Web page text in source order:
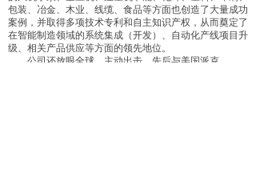
包装、冶金、木业、线缆、食品等方面也创造了大量成功
案例，并取得多项技术专利和自主知识产权，从而奠定了
在智能制造领域的系统集成（开发）、自动化产线项目升
级、相关产品供应等方面的领先地位。
公司还放眼全球，主动出击，先后与美国派克